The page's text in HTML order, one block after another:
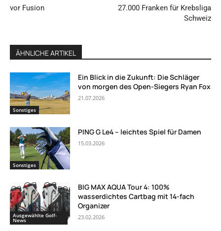
vor Fusion
27.000 Franken für Krebsliga
Schweiz
ÄHNLICHE ARTIKEL
Sonstiges
Ein Blick in die Zukunft: Die Schläger
von morgen des Open-Siegers Ryan Fox
21.07.2026
Sonstiges
PING G Le4 – leichtes Spiel für Damen
15.03.2026
Ausgewählte Golf-
News
BIG MAX AQUA Tour 4: 100%
wasserdichtes Cartbag mit 14-fach
Organizer
23.02.2026